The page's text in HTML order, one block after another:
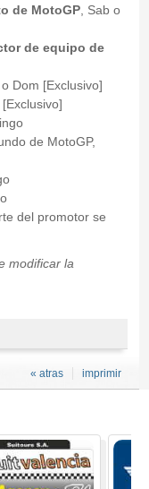
de MotoGP, Sab o
de equipo de
o Dom [Exclusivo]
de MotoGP,
del promotor se
modificar la
imprimir
« atras